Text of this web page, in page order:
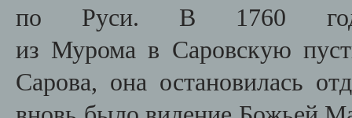
по Руси. В 1760
из Мурома в Саровскую
Сарова, она остановилась